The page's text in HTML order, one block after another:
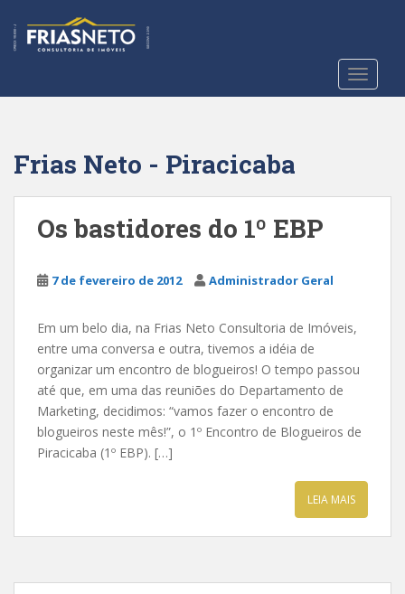
t
Frias Neto - Piracicaba
Os bastidores do 1º EBP
7 de fevereiro de 2012 Administrador Geral
Em um belo dia, na Frias Neto Consultoria de Imóveis,
entre uma conversa e outra, tivemos a idéia de
organizar um encontro de blogueiros! O tempo passou
até que, em uma das reuniões do Departamento de
Marketing, decidimos: “vamos fazer o encontro de
blogueiros neste mês!”, o 1º Encontro de Blogueiros de
Piracicaba (1º EBP). […]
LEIA MAIS